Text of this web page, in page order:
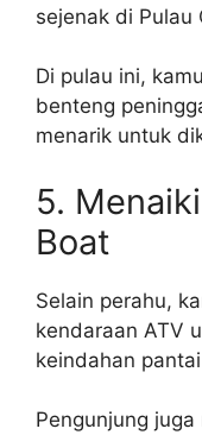
sejenak di Pulau
Di pulau ini,
benteng
menarik untuk
5.
Boat
Selain perahu,
kendaraan ATV
keindahan
Pengunjung